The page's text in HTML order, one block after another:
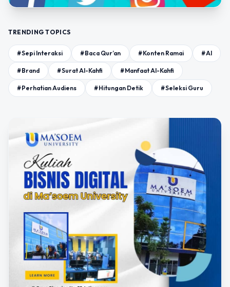
TRENDING TOPICS
#Sepi Interaksi #Baca Qur’an #Konten Ramai #AI
#Brand #Surat Al-Kahfi #Manfaat Al-Kahfi
#Perhatian Audiens #Hitungan Detik #Seleksi Guru